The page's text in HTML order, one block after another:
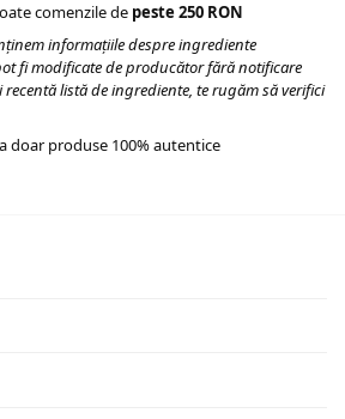
comenzile de peste 250 RON
informațiile despre ingrediente
fi modificate de producător fără notificare
listă de ingrediente, te rugăm să verifici
doar produse 100% autentice